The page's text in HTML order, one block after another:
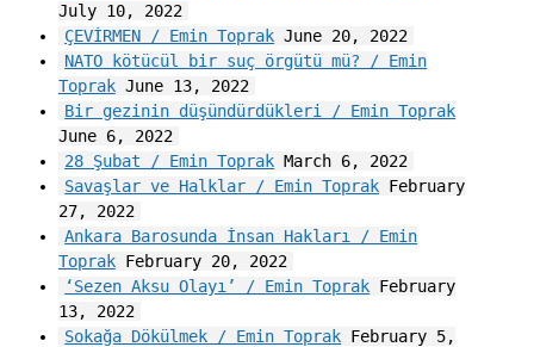
July 10, 2022
ÇEVİRMEN / Emin Toprak June 20, 2022
NATO kötücül bir suç örgütü mü? / Emin
ToprakJune 13, 2022
Bir gezinin düşündürdükleri / Emin Toprak
June 6, 2022
28 Şubat / Emin Toprak March 6, 2022
Savaşlar ve Halklar / Emin Toprak February
27, 2022
Ankara Barosunda İnsan Hakları / Emin
ToprakFebruary 20, 2022
‘Sezen Aksu Olayı’ / Emin Toprak February
13, 2022
Sokağa Dökülmek / Emin Toprak February 5,